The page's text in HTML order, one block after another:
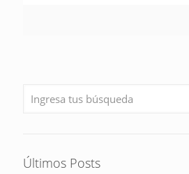
Últimos Posts